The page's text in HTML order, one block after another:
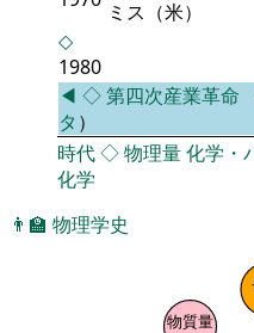
ミス（米）
◇
1980
◀ ◇第四次産業革命
タ ）
時代◇物理量化学・
化学
👨‍🏫 物理学史
物質量